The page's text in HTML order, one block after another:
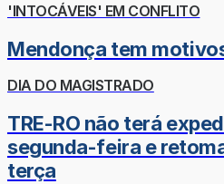
'INTOCÁVEIS' EM CONFLITO
Mendonça tem
DIA DO MAGISTRADO
TRE-RO não terá
segunda-feira e
terça